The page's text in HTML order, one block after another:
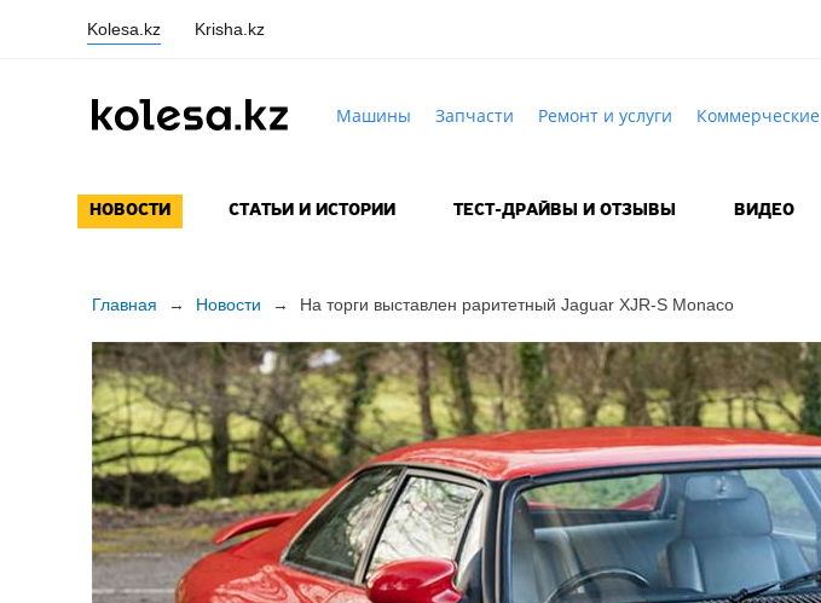
Kolesa.kz Krisha.kz
Машины Запчасти Ремонт и услуги Коммерческие
НОВОСТИ СТАТЬИ И ИСТОРИИ ТЕСТ-ДРАЙВЫ И ОТЗЫВЫ ВИДЕО
Главная → Новости → На торги выставлен раритетный Jaguar XJR-SMonaco